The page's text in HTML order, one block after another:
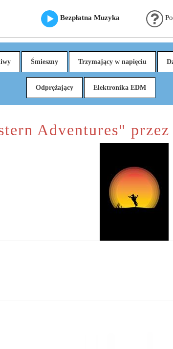
Bezpłatna Muzyka
Śmieszny Trzymający w napięciu
Odprężający Elektronika EDM
Adventures"